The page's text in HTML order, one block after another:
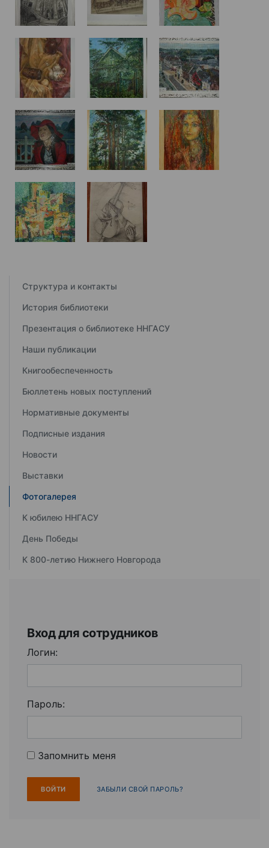
Структура и контакты
История библиотеки
Презентация о библиотеке ННГАСУ
Наши публикации
Книгообеспеченность
Бюллетень новых поступлений
Нормативные документы
Подписные издания
Новости
Выставки
Фотогалерея
К юбилею ННГАСУ
День Победы
К 800-летию Нижнего Новгорода
Вход для сотрудников
Логин:
Пароль:
Запомнить меня
ЗАБЫЛИ СВОЙ ПАРОЛЬ?